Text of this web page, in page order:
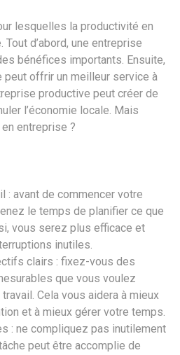
lesquelles la productivité en
d’abord, une entreprise
bénéfices importants. Ensuite,
peut offrir un meilleur service à
productive peut créer de
l’économie locale. Mais
entreprise ?
: avant de commencer votre
le temps de planifier ce que
vous serez plus efficace et
inutiles.
clairs : fixez-vous des
que vous voulez
Cela vous aidera à mieux
et à mieux gérer votre temps.
: ne compliquez pas inutilement
peut être accomplie de